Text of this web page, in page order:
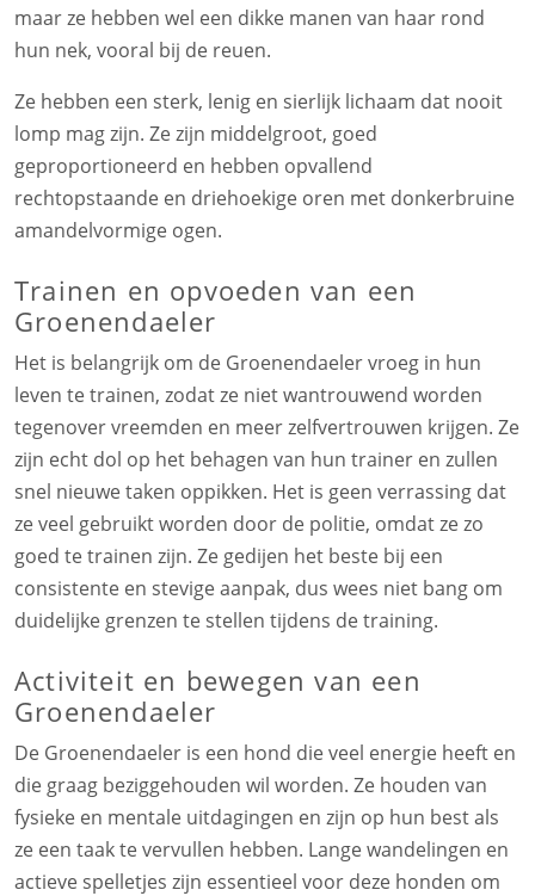
maar ze hebben wel een dikke manen van haar rond
hun nek, vooral bij de reuen.
Ze hebben een sterk, lenig en sierlijk lichaam dat nooit
lomp mag zijn. Ze zijn middelgroot, goed
geproportioneerd en hebben opvallend
rechtopstaande en driehoekige oren met donkerbruine
amandelvormige ogen.
Trainen en opvoeden van een
Groenendaeler
Het is belangrijk om de Groenendaeler vroeg in hun
leven te trainen, zodat ze niet wantrouwend worden
tegenover vreemden en meer zelfvertrouwen krijgen. Ze
zijn echt dol op het behagen van hun trainer en zullen
snel nieuwe taken oppikken. Het is geen verrassing dat
ze veel gebruikt worden door de politie, omdat ze zo
goed te trainen zijn. Ze gedijen het beste bij een
consistente en stevige aanpak, dus wees niet bang om
duidelijke grenzen te stellen tijdens de training.
Activiteit en bewegen van een
Groenendaeler
De Groenendaeler is een hond die veel energie heeft en
die graag beziggehouden wil worden. Ze houden van
fysieke en mentale uitdagingen en zijn op hun best als
ze een taak te vervullen hebben. Lange wandelingen en
actieve spelletjes zijn essentieel voor deze honden om